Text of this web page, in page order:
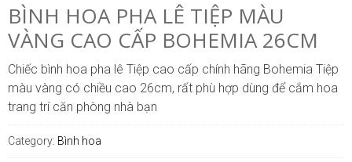
BÌNH HOA PHA LÊ TIỆP MÀU
VÀNG CAO CẤP BOHEMIA 26CM
Chiếc bình hoa pha lê Tiệp cao cấp chính hãng Bohemia Tiệp
màu vàng có chiều cao 26cm, rất phù hợp dùng để cắm hoa
trang trí căn phòng nhà bạn
Category: Bình hoa